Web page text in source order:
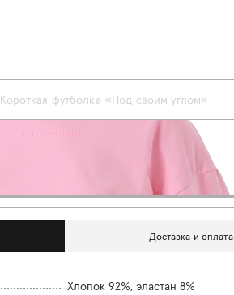
Короткая футболка «Под своим углом»
Доставка и оплата
Хлопок 92%, эластан 8%